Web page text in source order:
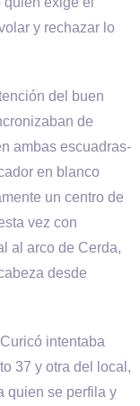
y rechazar lo
del buen
de
ambas escuadras-
en blanco
un centro de
vez con
al arco de Cerda,
desde
intentaba
37 y otra del local,
quien se perfila y